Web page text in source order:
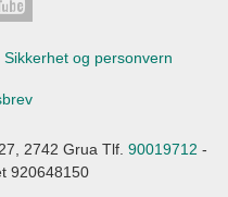
Sikkerhet og personvern
2742 Grua Tlf. 90019712 -
920648150